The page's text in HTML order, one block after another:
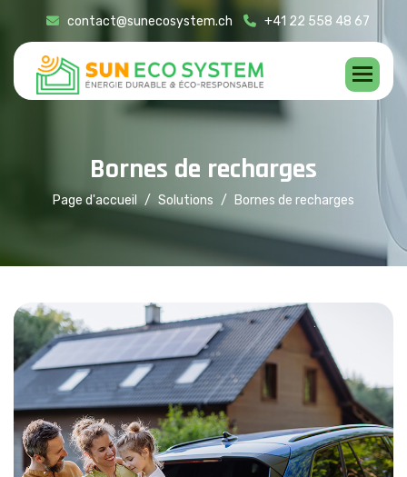
contact@sunecosystem.ch +41 22 558 48 67
Bornes de recharges
Page d'accueil Solutions Bornes de recharges